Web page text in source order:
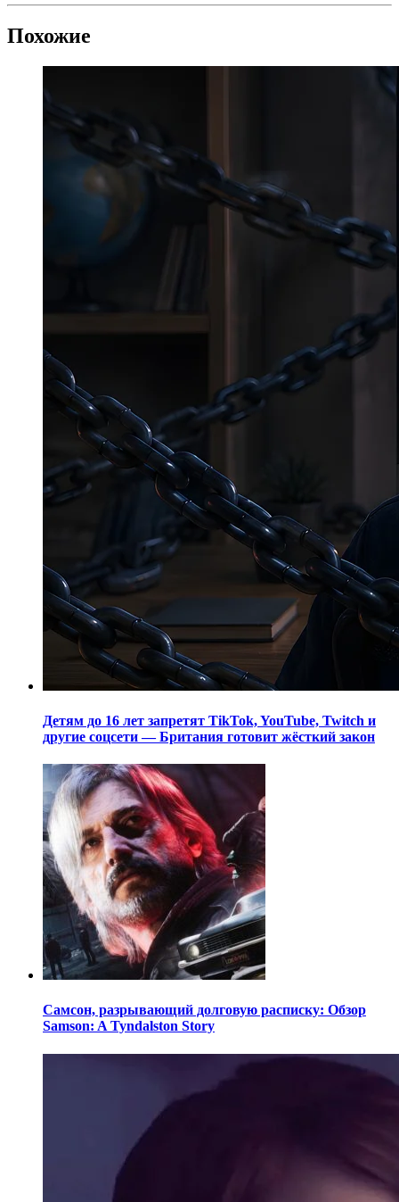
Похожие
Детям до 16 лет запретят TikTok, YouTube, Twitch и
другие соцсети — Британия готовит жёсткий закон
Самсон, разрывающий долговую расписку: Обзор
Samson: A Tyndalston Story